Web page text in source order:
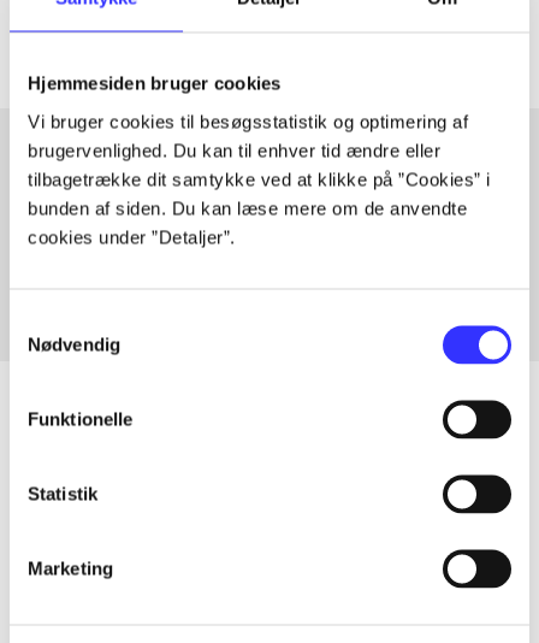
Hjemmesiden bruger cookies
Vi bruger cookies til besøgsstatistik og optimering af
brugervenlighed. Du kan til enhver tid ændre eller
tilbagetrække dit samtykke ved at klikke på ”Cookies” i
bunden af siden. Du kan læse mere om de anvendte
cookies under ”Detaljer”.
Nødvendig
Funktionelle
Statistik
Marketing
Artikler med samme emner
Fra
Artikler
...